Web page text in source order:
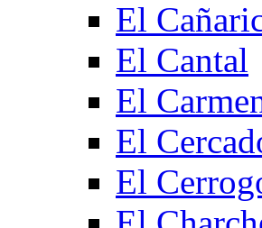
El
El Cantal
El
El
El